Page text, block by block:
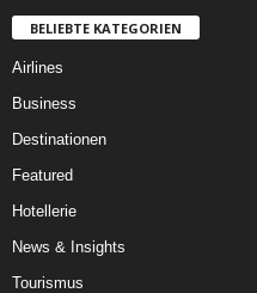
BELIEBTE KATEGORIEN
Airlines
Business
Destinationen
Featured
Hotellerie
News & Insights
Tourismus